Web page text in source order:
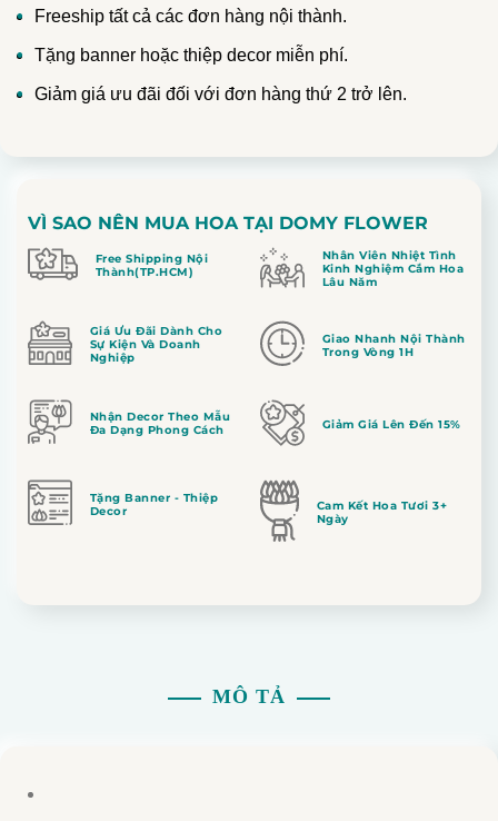
Freeship tất cả các đơn hàng nội thành.
Tặng banner hoặc thiệp decor miễn phí.
Giảm giá ưu đãi đối với đơn hàng thứ 2 trở lên.
VÌ SAO NÊN MUA HOA TẠI DOMY FLOWER
Free Shipping Nội
Thành(TP.HCM)
Nhân Viên Nhiệt Tình
Kinh Nghiệm Cắm Hoa
Lâu Năm
Giá Ưu Đãi Dành Cho
Sự Kiện Và Doanh
Nghiệp
Giao Nhanh Nội Thành
Trong Vòng 1H
Nhận Decor Theo Mẫu
Đa Dạng Phong Cách
Giảm Giá Lên Đến 15%
Tặng Banner - Thiệp
Decor
Cam Kết Hoa Tươi 3+
Ngày
MÔ TẢ